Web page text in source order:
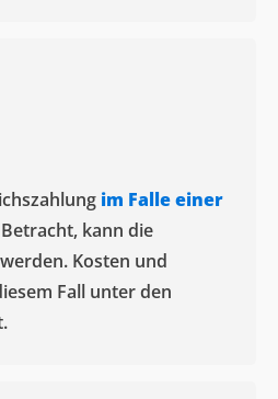
im Falle einer
kann die
Kosten und
Fall unter den